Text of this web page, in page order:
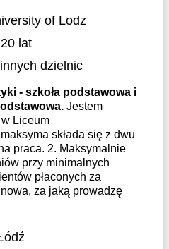
of Lodz
lat
dzielnic
- szkoła podstawowa i
Jestem
Liceum
składa się z dwu
praca. 2. Maksymalnie
przy minimalnych
płaconych za
za jaką prowadzę